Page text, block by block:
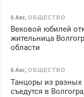
6 Авг, ОБЩЕСТВО
Вековой юбилей
жительница
области
6 Авг, ОБЩЕСТВО
Танцоры из разных
съедутся в